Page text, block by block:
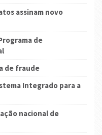
assinam novo
de
de fraude
Integrado para a
nacional de